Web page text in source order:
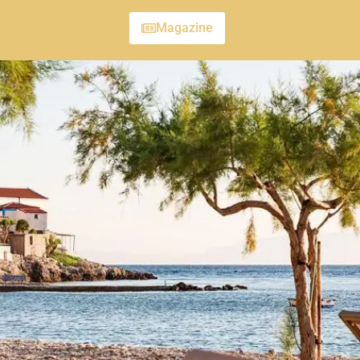
Magazine